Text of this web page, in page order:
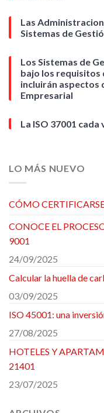
Las
Sistemas de
Los Sistemas de
bajo los requisitos
incluirán aspectos
Empresarial
La ISO 37001
LO MÁS NUEVO
CÓMO
CONOCE EL
9001
24/09/2025
Calcular la huella de
03/09/2025
ISO 45001: una
27/08/2025
HOTELES Y
21401
23/07/2025